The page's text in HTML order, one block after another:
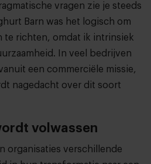
vragen zie je steeds
Barn was het logisch om
te richten, omdat ik intrinsiek
In veel bedrijven
een commerciële missie,
nagedacht over dit soort
volwassen
organisaties verschillende